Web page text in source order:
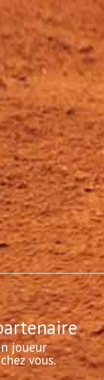
joueur
vous.